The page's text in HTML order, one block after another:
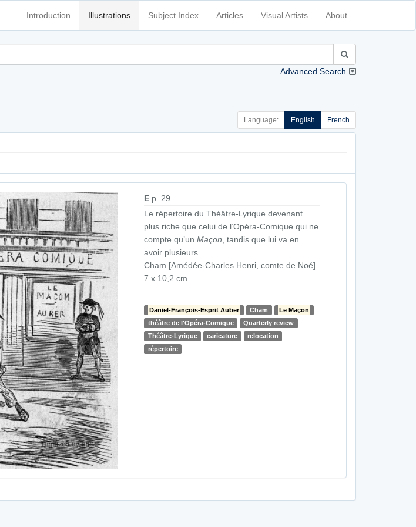
Introduction Illustrations Subject Index Articles Visual Artists About
Advanced Search
Language: English French
E p. 29
Le répertoire du Théâtre-Lyrique devenant
plus riche que celui de l’Opéra-Comique qui ne
compte qu’unMaçon , tandis que lui va en
avoir plusieurs.
Cham [Amédée-Charles Henri, comte de Noé]
7 x 10,2 cm
Daniel-François-Esprit Auber Cham
Le Maçon
théâtre de l'Opéra-Comique
Quarterly review
Théâtre-Lyrique
caricature
relocation
répertoire